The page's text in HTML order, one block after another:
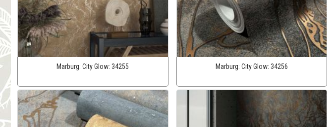
Marburg:City Glow:34255 Marburg: City Glow: 34256